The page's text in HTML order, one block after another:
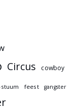
Circus cowboy
feest gangster